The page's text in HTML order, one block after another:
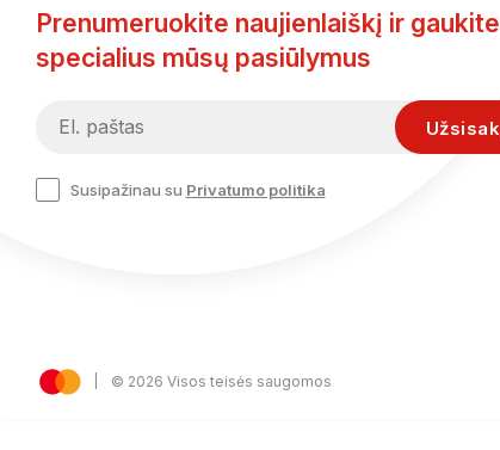
Prenumeruokite naujienlaiškį ir gaukite
specialius mūsų pasiūlymus
Susipažinau su Privatumo politika
© 2026 Visos teisės saugomos